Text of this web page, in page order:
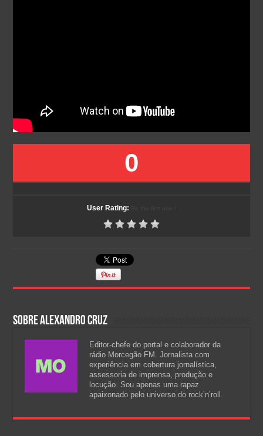
0
User Rating:
Sobre Alexandro Cruz
Editor-chefe do portal e colaborador da
rádio Morcegão FM. Jornalista com
experiência em cobertura jornalística,
assessoria de imprensa, produção e
locução. Sou apenas uma rapaz
apaixonado pelo universo do rock’n’roll.